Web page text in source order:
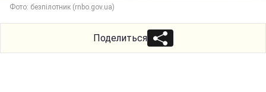
Фото: безпілотник (rnbo.gov.ua)
Поделиться